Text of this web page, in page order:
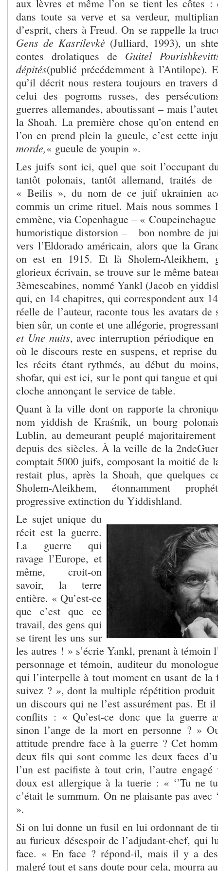
aux lèvres et même l’on se tient les côtes :
dans toute sa verve et sa verdeur,
d’esprit, chers à Freud. On se rappelle la
Gens de Kasrilevkè (Julliard, 1993), un
contes drolatiques de Guitel
dépités(publié précédemment à l’Antilope).
qu’il décrit nous restera toujours en travers
celui des pogroms russes, des
guerres allemandes, aboutissant – mais
la Shoah. La première chose qu’on entend
l’on en prend plein la gueule, c’est cette
morde,« gueule de youpin ».
Les juifs sont ici, quel que soit l’occupant
tantôt polonais, tantôt allemand, traités
« Beilis », du nom de ce juif ukrainien
commis un crime rituel. Mais nous sommes
emmène, via Copenhague – «
humoristique distorsion – bon nombre de
vers l’Eldorado américain, alors que la
on est en 1915. Et là Sholem-Aleikhem,
glorieux écrivain, se trouve sur le même
3èmescabines, nommé Yankl (Jacob en
qui, en 14 chapitres, qui correspondent aux
réelle de l’auteur, raconte tous les avatars
bien sûr, un conte et une allégorie,
et Une nuits, avec interruption périodique
où le discours reste en suspens, et reprise
les récits étant rythmés, au début du
shofar, qui est ici, sur le pont qui tangue et
cloche annonçant le service de table.
Quant à la ville dont on rapporte la
nom yiddish de Kraśnik, un bourg
Lublin, au demeurant peuplé
depuis des siècles. À la veille de la 2nde
comptait 5000 juifs, composant la moitié de
restait plus, après la Shoah, que quelques
Sholem-Aleikhem, étonnamment
progressive extinction du Yiddishland.
Le sujet unique du
récit est la guerre.
La guerre qui
ravage l’Europe, et
même, croit-on
savoir, la terre
entière. « Qu’est-ce
que c’est que ce
travail, des gens qui
se tirent les uns sur
les autres ! » s’écrie Yankl, prenant à témoin
personnage et témoin, auditeur du
qui l’interpelle à tout moment en usant de
suivez ? », dont la multiple répétition
un discours qui ne l’est assurément pas. Et
conflits : « Qu’est-ce donc que la guerre
sinon l’ange de la mort en personne ? »
attitude prendre face à la guerre ? Cet
deux fils qui sont comme les deux faces
l’un est pacifiste à tout crin, l’autre
doux est allergique à la tuerie : « ‘’Tu ne
c’était le summum. On ne plaisante pas avec
».
Si on lui donne un fusil en lui ordonnant de
au furieux désespoir de l’adjudant-chef, qui
face. « En face ? répond-il, mais il y a
malgré tout et sans doute pour cela, mourra